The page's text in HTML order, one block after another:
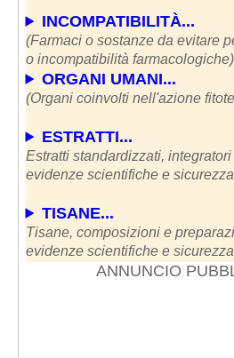
INCOMPATIBILITÀ...
(Farmaci o sostanze da evitare
o incompatibilità farmacologiche)
ORGANI UMANI...
(Organi coinvolti nell'azione
ESTRATTI...
Estratti standardizzati,
evidenze scientifiche e
TISANE...
Tisane, composizioni e
evidenze scientifiche e
ANNUNCIO